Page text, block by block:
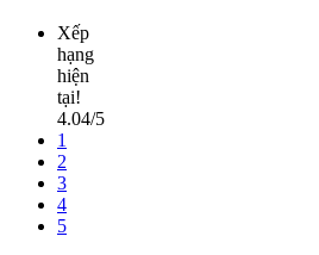
Xếp
hạng
hiện
tại!
4.04/5
1
2
3
4
5